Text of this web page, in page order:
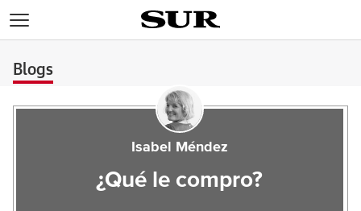
Blogs
Isabel Méndez
¿Qué le compro?